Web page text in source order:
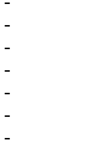
-
-
-
-
-
-